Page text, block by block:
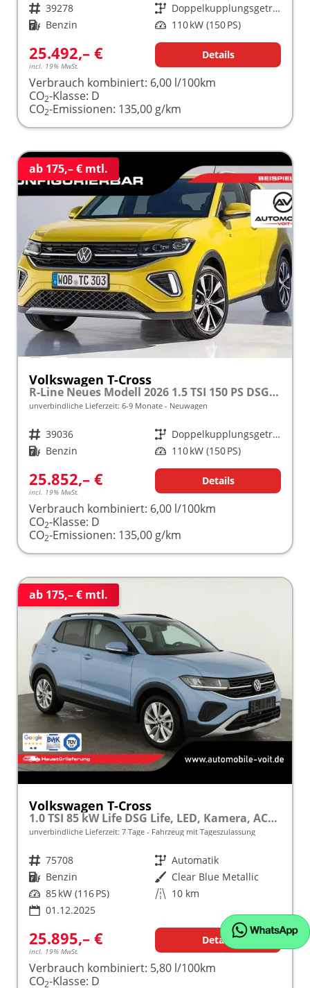
Fahrzeugnr. 39278 Getriebe
Doppelkupplungsgetriebe (DSG)
Kraftstoff Benzin Leistung 110 kW (150 PS)
25.492,– €
incl. 19% MwSt.
Details
Verbrauch kombiniert: 6,00 l/100km
CO2-Klasse: D
CO2-Emissionen: 135,00 g/km
ab 175,– € mtl.
Volkswagen T-Cross
R-Line Neues Modell 2026 1.5 TSI 150 PS DSG 17" Alu, LED-Scheinwerfer, Adaptiver Tempomat ACC, Parksensoren vo/hi, Radio "Ready2Discover", Wireless App-Connect, Klima, M-Lederlenkrad, Digitales Cockpit, Müdigkeitserkennung, Stoßfänger im R-Design
unverbindliche Lieferzeit: 6-9 Monate Neuwagen
Fahrzeugnr. 39036 Getriebe
Doppelkupplungsgetriebe (DSG)
Kraftstoff Benzin Leistung 110 kW (150 PS)
25.852,– €
incl. 19% MwSt.
Details
Verbrauch kombiniert: 6,00 l/100km
CO2-Klasse: D
CO2-Emissionen: 135,00 g/km
ab 175,– € mtl.
Volkswagen T-Cross
1.0 TSI 85 kW Life DSG Life, LED, Kamera, ACC, Side, Winter, 17-Zoll, 3-J. Garantie
unverbindliche Lieferzeit: 7 Tage Fahrzeug mit Tageszulassung
Fahrzeugnr. 75708 Getriebe Automatik
Kraftstoff Benzin Außenfarbe Clear Blue Metallic
Leistung 85 kW (116 PS) Kilometerstand 10 km
01.12.2025
25.895,– €
incl. 19% MwSt.
Details
Verbrauch kombiniert: 5,80 l/100km
CO2-Klasse: D